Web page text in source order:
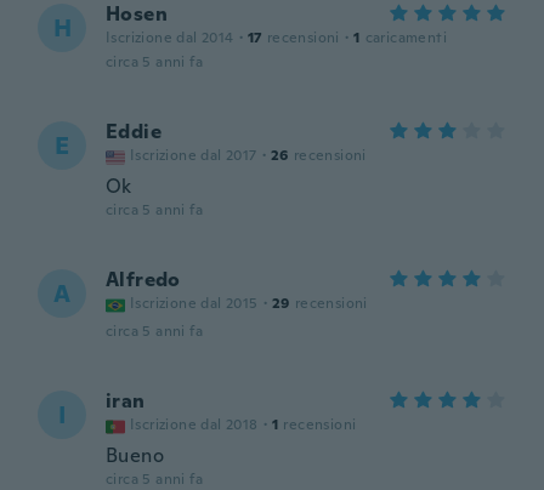
H Hosen
Iscrizione dal 2014 · 17 recensioni · 1 caricamenti
circa 5 anni fa
E Eddie
Iscrizione dal 2017 · 26 recensioni
Ok
circa 5 anni fa
A Alfredo
Iscrizione dal 2015 · 29 recensioni
circa 5 anni fa
I iran
Iscrizione dal 2018 · 1 recensioni
Bueno
circa 5 anni fa